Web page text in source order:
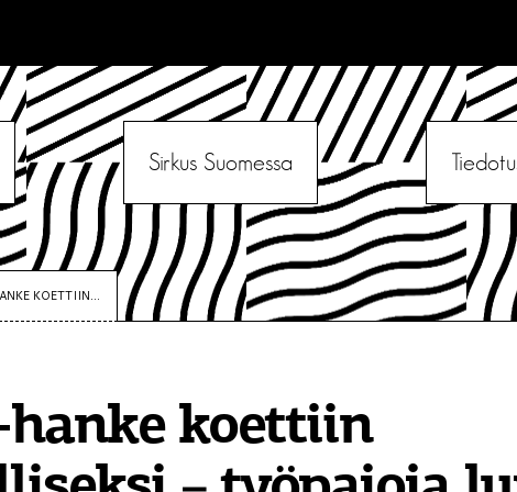
Sirkus Suomessa
KOETTIIN...
hanke koettiin